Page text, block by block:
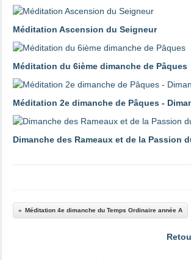
Méditation Ascension du Seigneur
Méditation du 6ième dimanche de Pâques
Méditation 2e dimanche de Pâques -
Dimanche des Rameaux et de la Passion
Méditation 4e dimanche du Temps Ordinaire année A